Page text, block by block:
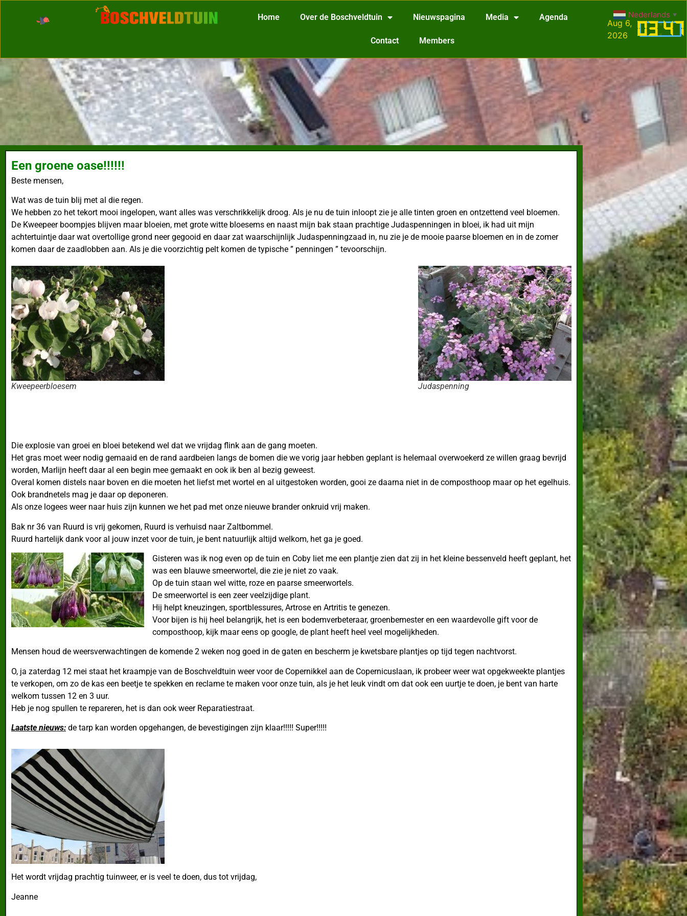
Home Over de Boschveldtuin Nieuwspagina Media Agenda
Contact Members
03:47
Aug 6,
2026
Een groene oase!!!!!!
Beste mensen,
Wat was de tuin blij met al die regen.
We hebben zo het tekort mooi ingelopen, want alles was verschrikkelijk droog. Als je nu de tuin inloopt zie je alle tinten groen en ontzettend veel bloemen.
De Kweepeer boompjes blijven maar bloeien, met grote witte bloesems en naast mijn bak staan prachtige Judaspenningen in bloei, ik had uit mijn
achtertuintje daar wat overtollige grond neer gegooid en daar zat waarschijnlijk Judaspenningzaad in, nu zie je de mooie paarse bloemen en in de zomer
komen daar de zaadlobben aan. Als je die voorzichtig pelt komen de typische ” penningen ” tevoorschijn.
Kweepeerbloesem Judaspenning
Die explosie van groei en bloei betekend wel dat we vrijdag flink aan de gang moeten.
Het gras moet weer nodig gemaaid en de rand aardbeien langs de bomen die we vorig jaar hebben geplant is helemaal overwoekerd ze willen graag bevrijd
worden, Marlijn heeft daar al een begin mee gemaakt en ook ik ben al bezig geweest.
Overal komen distels naar boven en die moeten het liefst met wortel en al uitgestoken worden, gooi ze daarna niet in de composthoop maar op het egelhuis.
Ook brandnetels mag je daar op deponeren.
Als onze logees weer naar huis zijn kunnen we het pad met onze nieuwe brander onkruid vrij maken.
Bak nr 36 van Ruurd is vrij gekomen, Ruurd is verhuisd naar Zaltbommel.
Ruurd hartelijk dank voor al jouw inzet voor de tuin, je bent natuurlijk altijd welkom, het ga je goed.
Gisteren was ik nog even op de tuin en Coby liet me een plantje zien dat zij in het kleine bessenveld heeft geplant, het
was een blauwe smeerwortel, die zie je niet zo vaak.
Op de tuin staan wel witte, roze en paarse smeerwortels.
De smeerwortel is een zeer veelzijdige plant.
Hij helpt kneuzingen, sportblessures, Artrose en Artritis te genezen.
Voor bijen is hij heel belangrijk, het is een bodemverbeteraar, groenbemester en een waardevolle gift voor de
composthoop, kijk maar eens op google, de plant heeft heel veel mogelijkheden.
Mensen houd de weersverwachtingen de komende 2 weken nog goed in de gaten en bescherm je kwetsbare plantjes op tijd tegen nachtvorst.
O, ja zaterdag 12 mei staat het kraampje van de Boschveldtuin weer voor de Copernikkel aan de Copernicuslaan, ik probeer weer wat opgekweekte plantjes
te verkopen, om zo de kas een beetje te spekken en reclame te maken voor onze tuin, als je het leuk vindt om dat ook een uurtje te doen, je bent van harte
welkom tussen 12 en 3 uur.
Heb je nog spullen te repareren, het is dan ook weer Reparatiestraat.
Laatste nieuws: de tarp kan worden opgehangen, de bevestigingen zijn klaar!!!!! Super!!!!!
Het wordt vrijdag prachtig tuinweer, er is veel te doen, dus tot vrijdag,
Jeanne
Nederlands ▼